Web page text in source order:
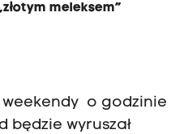
meleksem”
weekendy o godzinie
będzie wyruszał